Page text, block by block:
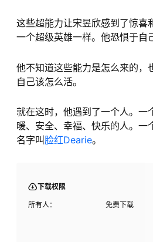
这些超能力让宋昱欣感到了惊喜
一个超级英雄一样。他恐惧于自
他不知道这些能力是怎么来的，
自己该怎么活。
就在这时，他遇到了一个人。一
暖、安全、幸福、快乐的人。一
名字叫脸红Dearie。
下载权限
所有人： 免费下载